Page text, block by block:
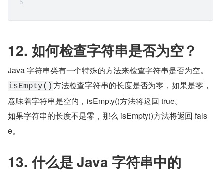
12. 如何检查字符串是否为空？
Java 字符串类有一个特殊的方法来检查字符串是否为空。
isEmpty() 方法检查字符串的长度是否为零，如果是零，
意味着字符串是空的，isEmpty()方法将返回 true。
如果字符串的长度不是零，那么 isEmpty()方法将返回 fals
e。
13. 什么是 Java 字符串中的